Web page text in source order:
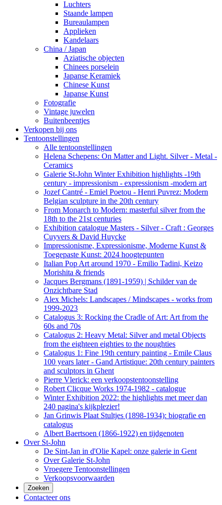
Luchters
Staande lampen
Bureaulampen
Applieken
Kandelaars
China / Japan
Aziatische objecten
Chinees porselein
Japanse Keramiek
Chinese Kunst
Japanse Kunst
Fotografie
Vintage juwelen
Buitenbeentjes
Verkopen bij ons
Tentoonstellingen
Alle tentoonstellingen
Helena Schepens: On Matter and Light. Silver - Metal -
Ceramics
Galerie St-John Winter Exhibition highlights -19th
century - impressionism - expressionism -modern art
Jozef Cantré - Emiel Poetou - Henri Puvrez: Modern
Belgian sculpture in the 20th century
From Monarch to Modern: masterful silver from the
18th to the 21st centuries
Exhibition catalogue Masters - Silver - Craft : Georges
Cuyvers & David Huycke
Impressionisme, Expressionisme, Moderne Kunst &
Toegepaste Kunst: 2024 hoogtepunten
Italian Pop Art around 1970 - Emilio Tadini, Keizo
Morishita & friends
Jacques Bergmans (1891-1959) | Schilder van de
Onzichtbare Stad
Alex Michels: Landscapes / Mindscapes - works from
1999-2023
Catalogus 3: Rocking the Cradle of Art: Art from the
60s and 70s
Catalogus 2: Heavy Metal: Silver and metal Objects
from the eighteen eighties to the noughties
Catalogus 1: Fine 19th century painting - Emile Claus
100 years later - Gand Artistique: 20th century painters
and sculptors in Ghent
Pierre Vlerick: een verkoopstentoonstelling
Robert Clicque Works 1974-1982 - catalogue
Winter Exhibition 2022: the highlights met meer dan
240 pagina's kijkplezier!
Jan Grinwis Plaat Stultjes (1898-1934): biografie en
catalogus
Albert Baertsoen (1866-1922) en tijdgenoten
Over St-John
De Sint-Jan in d'Olie Kapel: onze galerie in Gent
Over Galerie St-John
Vroegere Tentoonstellingen
Verkoopsvoorwaarden
Zoeken
Contacteer ons